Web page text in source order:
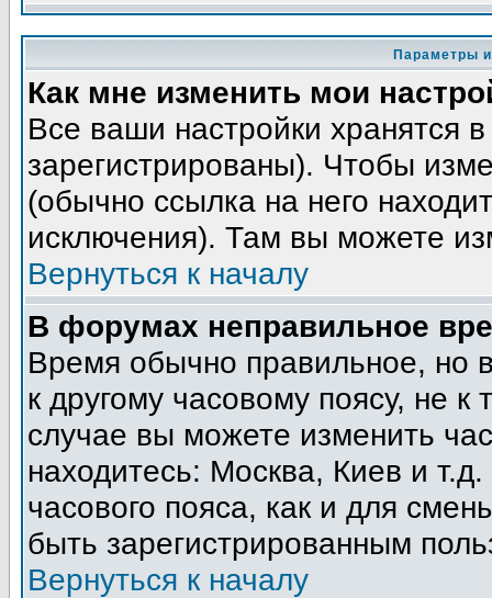
Параметры
Как мне изменить мои
Все ваши настройки хранятся
зарегистрированы). Чтобы
(обычно ссылка на него
исключения). Там вы можете
Вернуться к началу
В форумах неправильное
Время обычно правильное, но
к другому часовому поясу, не
случае вы можете изменить
находитесь: Москва, Киев и
часового пояса, как и для
быть зарегистрированным
Вернуться к началу